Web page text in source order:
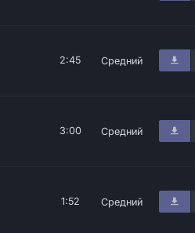
2:45 Средний
3:00 Средний
1:52 Средний